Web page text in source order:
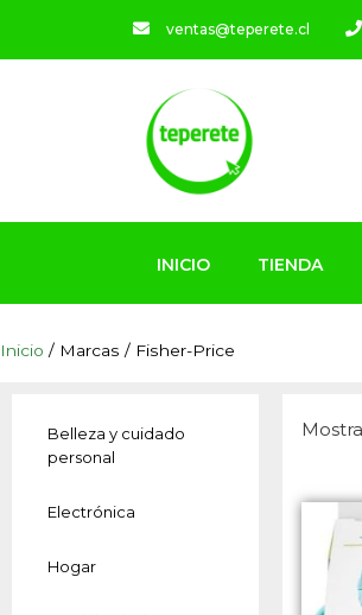
ventas@teperete.cl
INICIO TIENDA
Inicio / Marcas / Fisher-Price
Belleza y cuidado
personal
Electrónica
Hogar